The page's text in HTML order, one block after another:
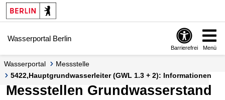
Springe zur Navigation
Springe zum Inhalt
Wasserportal Berlin
Barrierefrei Menü
Wasserportal
Messstelle
5422,Hauptgrundwasserleiter (GWL 1.3 + 2): Informationen
Messstellen Grundwasserstand